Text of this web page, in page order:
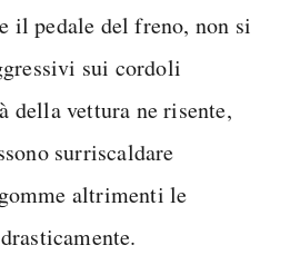
il pedale del freno, non si
sui cordoli
vettura ne risente,
surriscaldare
altrimenti le